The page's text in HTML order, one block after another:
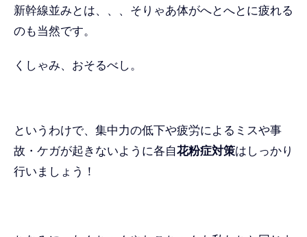
新幹線並みとは、、、そりゃあ体がへとへとに疲れる
のも当然です。
くしゃみ、おそるべし。
というわけで、集中力の低下や疲労によるミスや事
故・ケガが起きないように各自花粉症対策はしっかり
行いましょう！